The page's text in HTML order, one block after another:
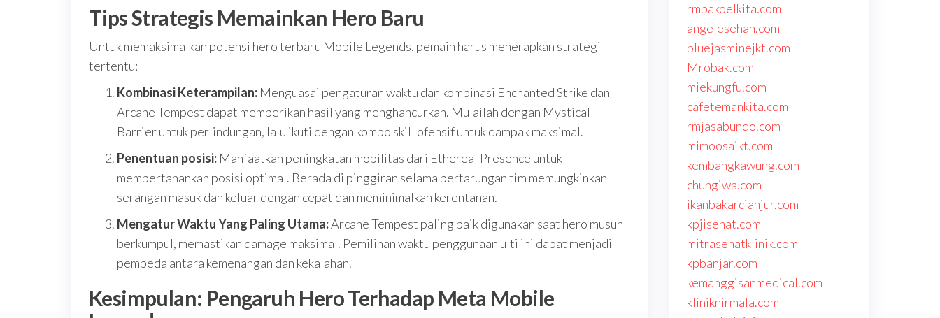
Tips Strategis Memainkan Hero Baru
Untuk memaksimalkan potensi hero terbaru Mobile Legends, pemain harus menerapkan strategi
tertentu:
Kombinasi Keterampilan: Menguasai pengaturan waktu dan kombinasi Enchanted Strike dan
Arcane Tempest dapat memberikan hasil yang menghancurkan. Mulailah dengan Mystical
Barrier untuk perlindungan, lalu ikuti dengan kombo skill ofensif untuk dampak maksimal.
Penentuan posisi: Manfaatkan peningkatan mobilitas dari Ethereal Presence untuk
mempertahankan posisi optimal. Berada di pinggiran selama pertarungan tim memungkinkan
serangan masuk dan keluar dengan cepat dan meminimalkan kerentanan.
Mengatur Waktu Yang Paling Utama:Arcane Tempest paling baik digunakan saat hero musuh
berkumpul, memastikan damage maksimal. Pemilihan waktu penggunaan ulti ini dapat menjadi
pembeda antara kemenangan dan kekalahan.
Kesimpulan: Pengaruh Hero Terhadap Meta Mobile
rmbakoelkita.com
angelesehan.com
bluejasminejkt.com
Mrobak.com
miekungfu.com
cafetemankita.com
rmjasabundo.com
mimoosajkt.com
kembangkawung.com
chungiwa.com
ikanbakarcianjur.com
kpjisehat.com
mitrasehatklinik.com
kpbanjar.com
kemanggisanmedical.com
kliniknirmala.com